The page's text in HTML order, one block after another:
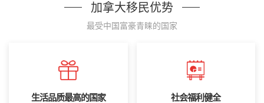
加拿大移民优势
最受中国富豪青睐的国家
生活品质最高的国家 社会福利健全